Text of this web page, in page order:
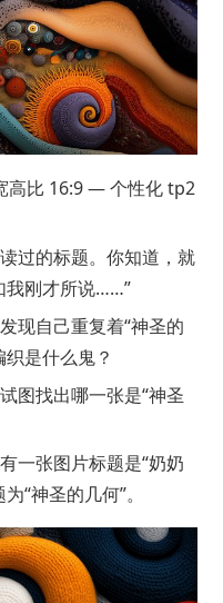
高比 16:9 — 个性化 tp2
过的标题。你知道，就
我刚才所说……”
现自己重复着“神圣的
是什么鬼？
图找出哪一张是“神圣
一张图片标题是“奶奶
“神圣的几何”。